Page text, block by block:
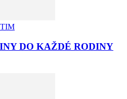
TIM
DO KAŽDÉ RODINY